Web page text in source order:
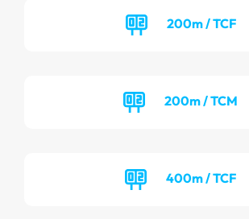
200m / TCF
200m / TCM
400m / TCF